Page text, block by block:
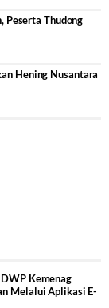
Peserta Thudong
Hening Nusantara
Kemenag
Melalui Aplikasi E-